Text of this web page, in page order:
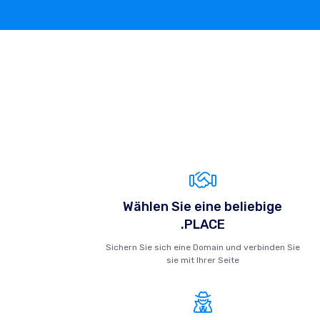
Wählen Sie eine beliebige
.PLACE
Sichern Sie sich eine Domain und verbinden Sie
sie mit Ihrer Seite